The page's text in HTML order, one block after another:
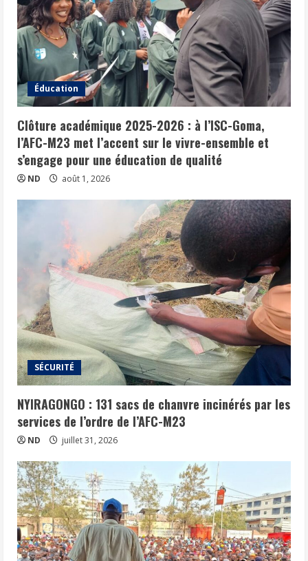
Éducation
Clôture académique 2025-2026 : à l’ISC-Goma,
l’AFC-M23 met l’accent sur le vivre-ensemble et
s’engage pour une éducation de qualité
ND août 1, 2026
SÉCURITÉ
NYIRAGONGO : 131 sacs de chanvre incinérés par les
services de l’ordre de l’AFC-M23
ND juillet 31, 2026